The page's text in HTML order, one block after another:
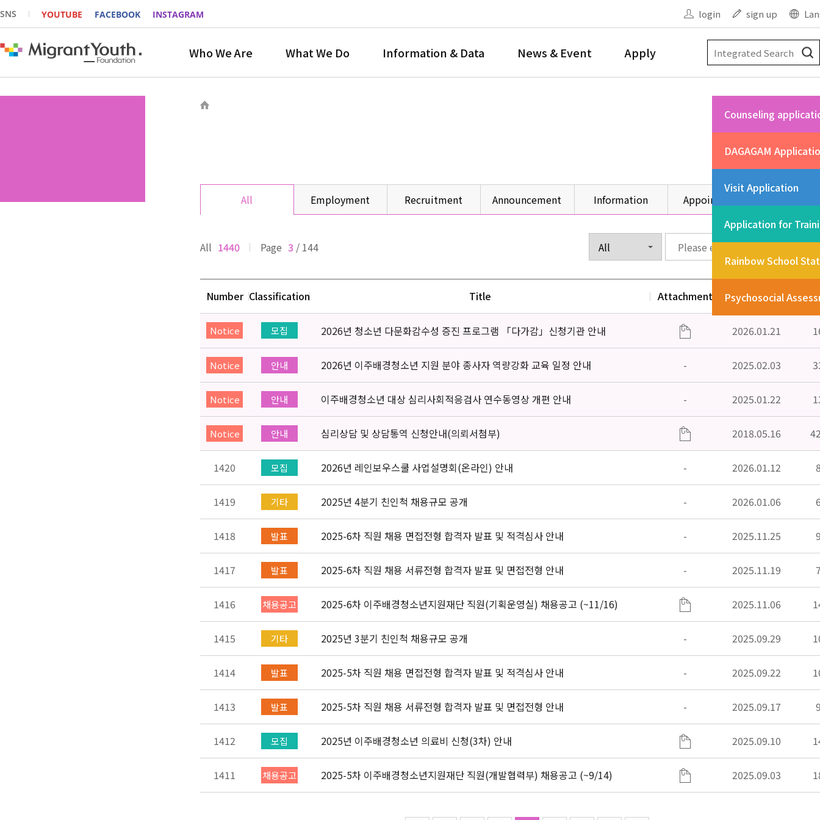
SNS YOUTUBE FACEBOOK INSTAGRAM login sign up
Who We Are What We Do Information & Data News & Event Apply
Counseling
DAGAGAM
Visit Application
Application for
Rainbow School
Psychosocial
All Employment Recruitment Announcement Information Appointment
All 1440 Page 3 / 144
Number Classification Title Attachment Date
Notice 모집 2026년 청소년 다문화감수성 증진 프로그램 「다가감」신청기관 안내 2026.01.21
Notice 안내 2026년 이주배경청소년 지원 분야 종사자 역량강화 교육 일정 안내 - 2025.02.03
Notice 안내 이주배경청소년 대상 심리사회적응검사 연수동영상 개편 안내 - 2025.01.22
Notice 안내 심리상담 및 상담통역 신청안내(의뢰서첨부) 2018.05.16
1420 모집 2026년 레인보우스쿨 사업설명회(온라인) 안내 - 2026.01.12
1419 기타 2025년 4분기 친인척 채용규모 공개 - 2026.01.06
1418 발표 2025-6차 직원 채용 면접전형 합격자 발표 및 적격심사 안내 - 2025.11.25
1417 발표 2025-6차 직원 채용 서류전형 합격자 발표 및 면접전형 안내 - 2025.11.19
1416 채용공고 2025-6차 이주배경청소년지원재단 직원(기획운영실) 채용공고 (~11/16) 2025.11.06
1415 기타 2025년 3분기 친인척 채용규모 공개 - 2025.09.29
1414 발표 2025-5차 직원 채용 면접전형 합격자 발표 및 적격심사 안내 - 2025.09.22
1413 발표 2025-5차 직원 채용 서류전형 합격자 발표 및 면접전형 안내 - 2025.09.17
1412 모집 2025년 이주배경청소년 의료비 신청(3차) 안내 2025.09.10
1411 채용공고 2025-5차 이주배경청소년지원재단 직원(개발협력부) 채용공고 (~9/14) 2025.09.03